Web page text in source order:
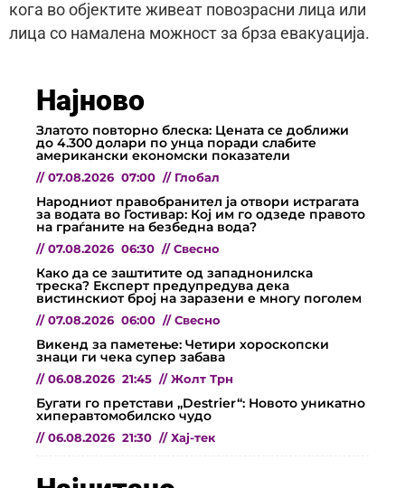
кога во објектите живеат повозрасни лица или
лица со намалена можност за брза евакуација.
Најново
Златото повторно блеска: Цената се доближи
до 4.300 долари по унца поради слабите
американски економски показатели
// 07.08.2026 07:00 // Глобал
Народниот правобранител ја отвори истрагата
за водата во Гостивар: Кој им го одзеде правото
на граѓаните на безбедна вода?
// 07.08.2026 06:30 // Свесно
Како да се заштитите од западнонилска
треска? Експерт предупредува дека
вистинскиот број на заразени е многу поголем
// 07.08.2026 06:00 // Свесно
Викенд за паметење: Четири хороскопски
знаци ги чека супер забава
// 06.08.2026 21:45 // Жолт Трн
Бугати го претстави „Destrier“: Новото уникатно
хиперавтомобилско чудо
// 06.08.2026 21:30 // Хај-тек